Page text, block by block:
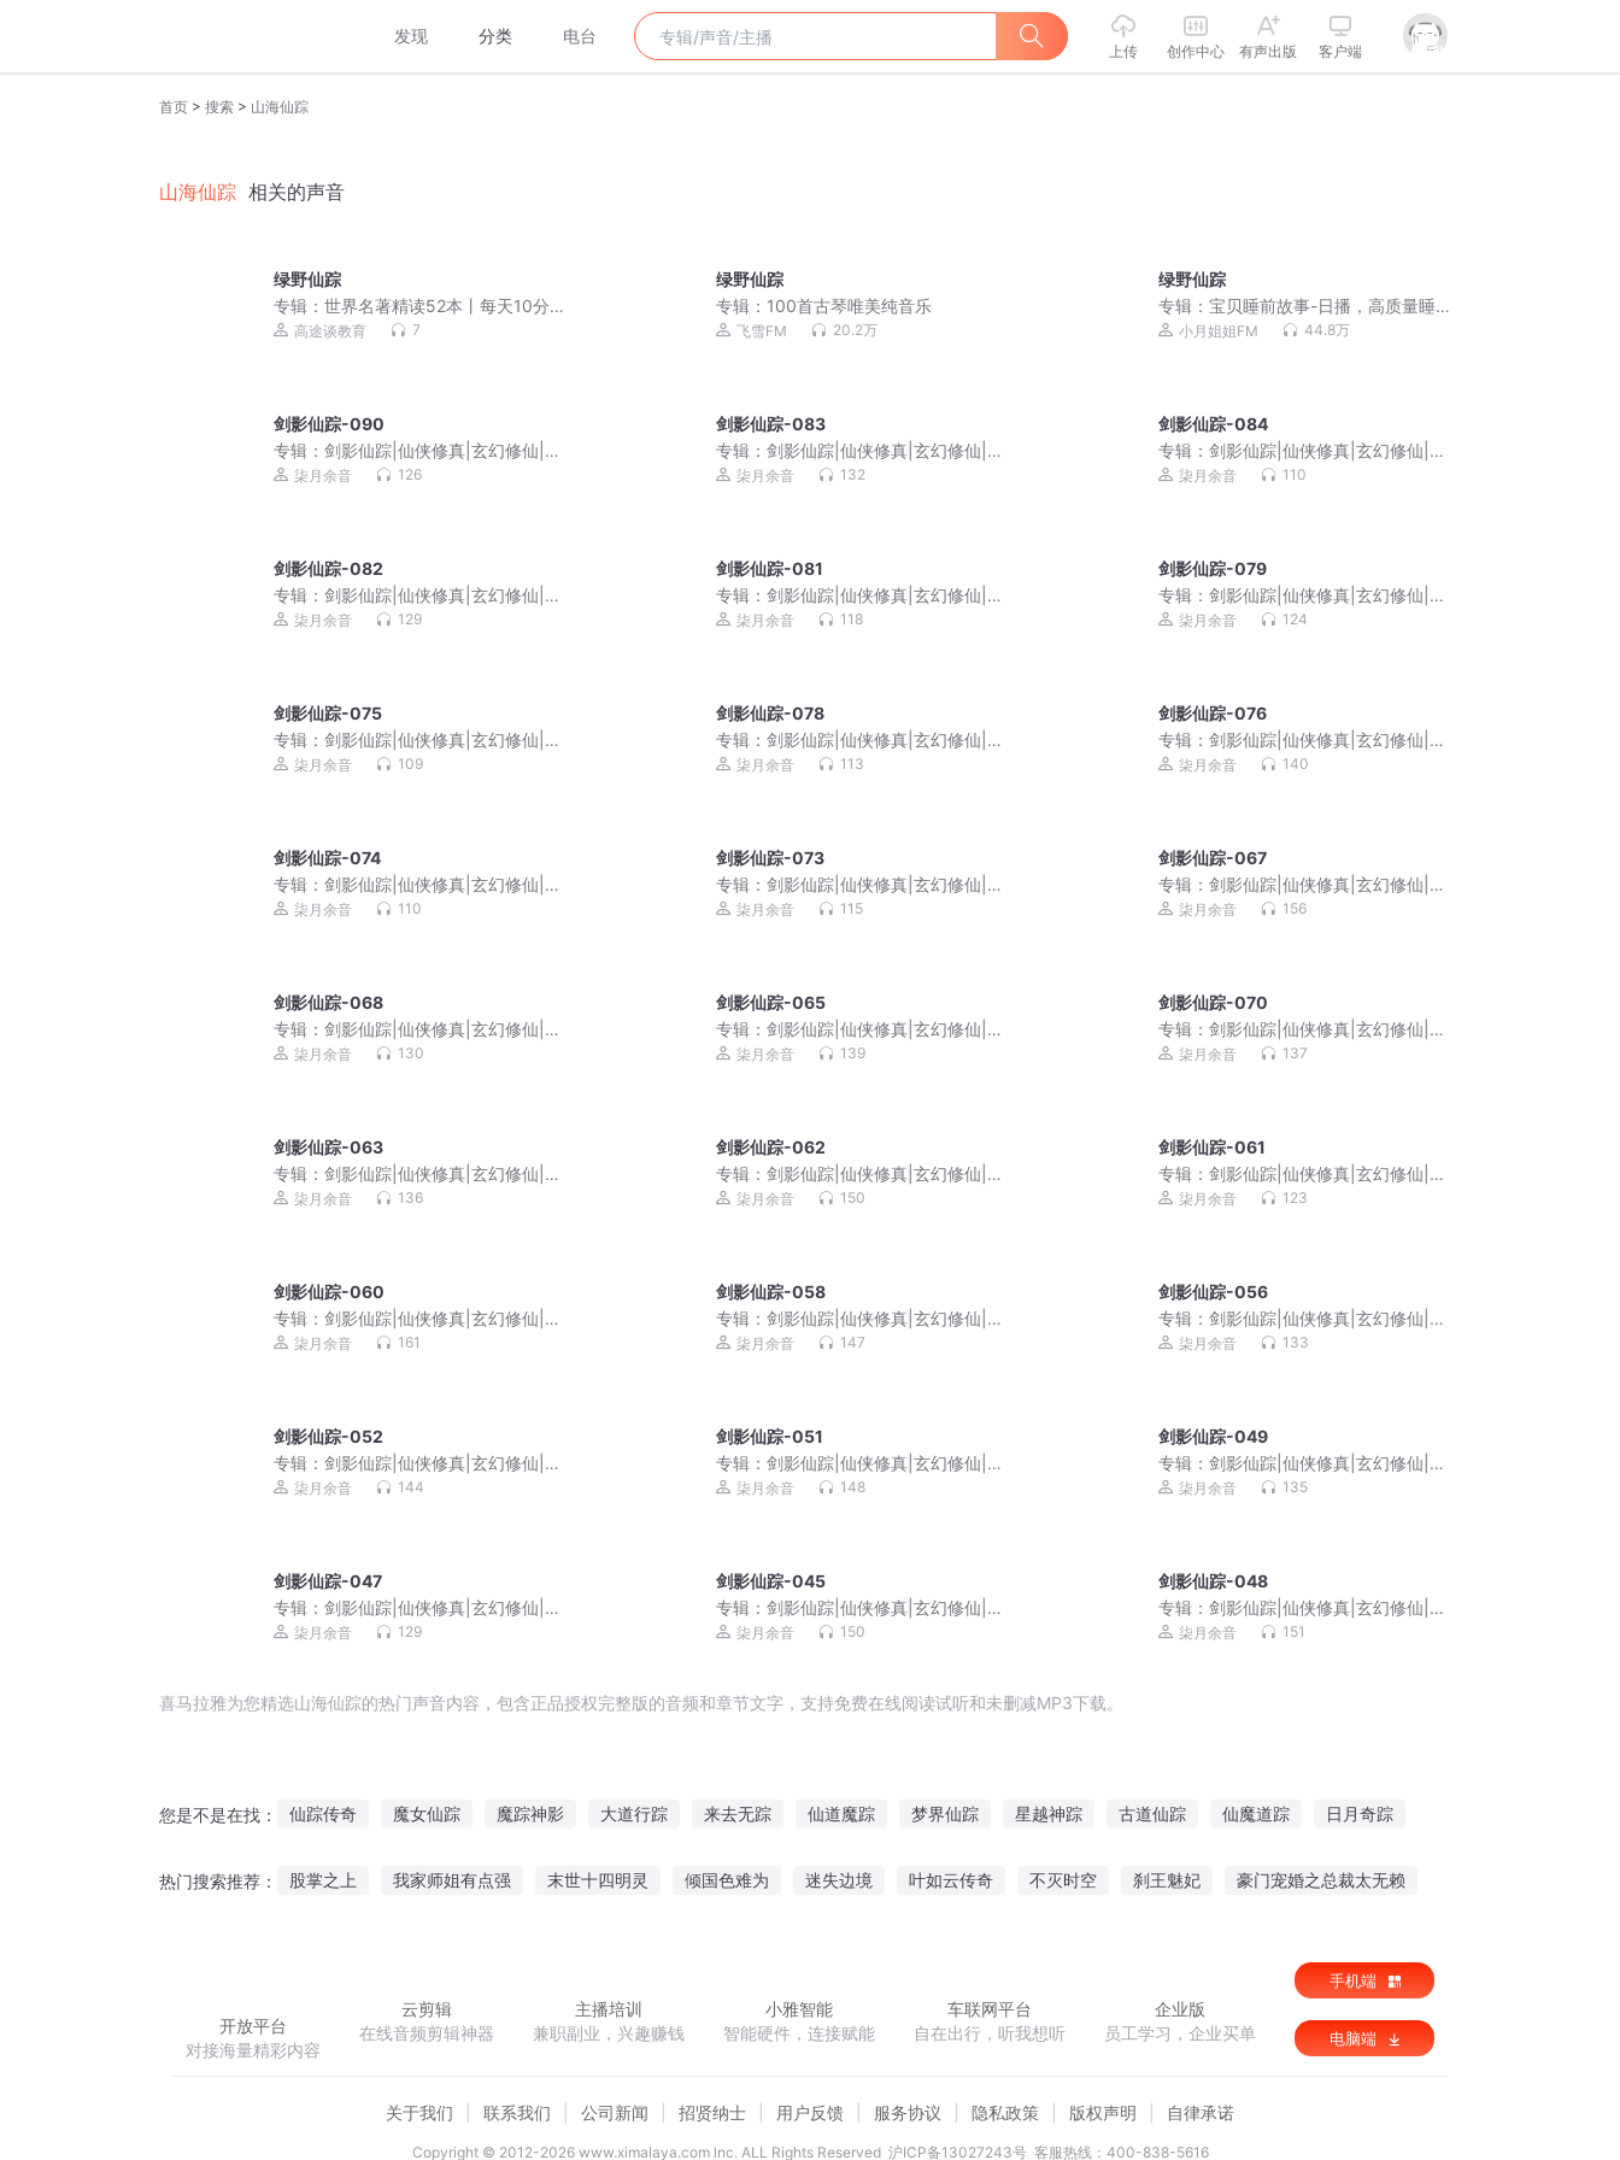
发现 分类 电台
上传 创作中心 有声出版 客户端
首页 > 搜索 > 山海仙踪
山海仙踪 相关的声音
绿野仙踪
专辑： 世界名著精读52本丨每天10分钟
亲子共读
高途谈教育 7
绿野仙踪
专辑： 100首古琴唯美纯音乐
飞雪FM 20.2万
绿野仙踪
专辑：宝贝睡前故事-日播，高质量睡
眠，宝宝身心健康
小月姐姐FM 44.8万
剑影仙踪-090
专辑： 剑影仙踪|仙侠修真|玄幻修仙|复
仇成长|免费多播
柒月余音 126
剑影仙踪-083
专辑：剑影仙踪|仙侠修真|玄幻修仙|复
仇成长|免费多播
柒月余音 132
剑影仙踪-084
专辑：剑影仙踪|仙侠修真|玄幻修仙|复
仇成长|免费多播
柒月余音 110
剑影仙踪-082
专辑： 剑影仙踪|仙侠修真|玄幻修仙|复
仇成长|免费多播
柒月余音 129
剑影仙踪-081
专辑：剑影仙踪|仙侠修真|玄幻修仙|复
仇成长|免费多播
柒月余音 118
剑影仙踪-079
专辑：剑影仙踪|仙侠修真|玄幻修仙|复
仇成长|免费多播
柒月余音 124
剑影仙踪-075
专辑： 剑影仙踪|仙侠修真|玄幻修仙|复
仇成长|免费多播
柒月余音 109
剑影仙踪-078
专辑：剑影仙踪|仙侠修真|玄幻修仙|复
仇成长|免费多播
柒月余音 113
剑影仙踪-076
专辑：剑影仙踪|仙侠修真|玄幻修仙|复
仇成长|免费多播
柒月余音 140
剑影仙踪-074
专辑： 剑影仙踪|仙侠修真|玄幻修仙|复
仇成长|免费多播
柒月余音 110
剑影仙踪-073
专辑：剑影仙踪|仙侠修真|玄幻修仙|复
仇成长|免费多播
柒月余音 115
剑影仙踪-067
专辑：剑影仙踪|仙侠修真|玄幻修仙|复
仇成长|免费多播
柒月余音 156
剑影仙踪-068
专辑： 剑影仙踪|仙侠修真|玄幻修仙|复
仇成长|免费多播
柒月余音 130
剑影仙踪-065
专辑：剑影仙踪|仙侠修真|玄幻修仙|复
仇成长|免费多播
柒月余音 139
剑影仙踪-070
专辑：剑影仙踪|仙侠修真|玄幻修仙|复
仇成长|免费多播
柒月余音 137
剑影仙踪-063
专辑： 剑影仙踪|仙侠修真|玄幻修仙|复
仇成长|免费多播
柒月余音 136
剑影仙踪-062
专辑：剑影仙踪|仙侠修真|玄幻修仙|复
仇成长|免费多播
柒月余音 150
剑影仙踪-061
专辑：剑影仙踪|仙侠修真|玄幻修仙|复
仇成长|免费多播
柒月余音 123
剑影仙踪-060
专辑： 剑影仙踪|仙侠修真|玄幻修仙|复
仇成长|免费多播
柒月余音 161
剑影仙踪-058
专辑：剑影仙踪|仙侠修真|玄幻修仙|复
仇成长|免费多播
柒月余音 147
剑影仙踪-056
专辑：剑影仙踪|仙侠修真|玄幻修仙|复
仇成长|免费多播
柒月余音 133
剑影仙踪-052
专辑： 剑影仙踪|仙侠修真|玄幻修仙|复
仇成长|免费多播
柒月余音 144
剑影仙踪-051
专辑：剑影仙踪|仙侠修真|玄幻修仙|复
仇成长|免费多播
柒月余音 148
剑影仙踪-049
专辑：剑影仙踪|仙侠修真|玄幻修仙|复
仇成长|免费多播
柒月余音 135
剑影仙踪-047
专辑： 剑影仙踪|仙侠修真|玄幻修仙|复
仇成长|免费多播
柒月余音 129
剑影仙踪-045
专辑：剑影仙踪|仙侠修真|玄幻修仙|复
仇成长|免费多播
柒月余音 150
剑影仙踪-048
专辑：剑影仙踪|仙侠修真|玄幻修仙|复
仇成长|免费多播
柒月余音 151
喜马拉雅为您精选山海仙踪的热门声音内容，包含正品授权完整版的音频和章节文字，支持免费在线阅读试听和未删减MP3下载。
您是不是在找： 仙踪传奇 魔女仙踪 魔踪神影 大道行踪 来去无踪 仙道魔踪 梦界仙踪 星越神踪 古道仙踪 仙魔道踪 日月奇踪
热门搜索推荐： 股掌之上 我家师姐有点强 末世十四明灵 倾国色难为 迷失边境 叶如云传奇 不灭时空 刹王魅妃 豪门宠婚之总裁太无赖
开放平台
对接海量精彩内容
云剪辑
在线音频剪辑神器
主播培训
兼职副业，兴趣赚钱
小雅智能
智能硬件，连接赋能
车联网平台
自在出行，听我想听
企业版
员工学习，企业买单
手机端
电脑端
关于我们 联系我们 公司新闻 招贤纳士 用户反馈 服务协议 隐私政策 版权声明 自律承诺
Copyright © 2012-2026www.ximalaya.com lnc. ALL Rights Reserved 沪ICP备13027243号 客服热线：400-838-5616